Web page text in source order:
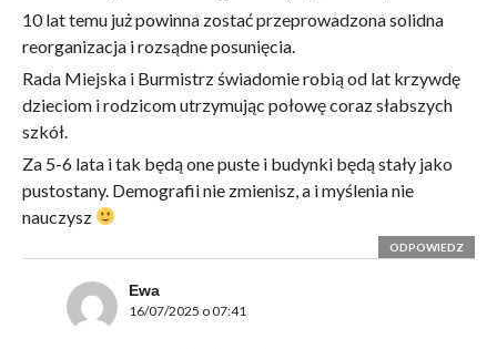
10 lat temu już powinna zostać przeprowadzona solidna
reorganizacja i rozsądne posunięcia.
Rada Miejska i Burmistrz świadomie robią od lat krzywdę
dzieciom i rodzicom utrzymując połowę coraz słabszych
szkół.
Za 5-6 lata i tak będą one puste i budynki będą stały jako
pustostany. Demografii nie zmienisz, a i myślenia nie
nauczysz
ODPOWIEDZ
Ewa
16/07/2025 o 07:41